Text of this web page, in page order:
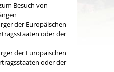
Besuch von
der Europäischen
oder der
der Europäischen
oder der